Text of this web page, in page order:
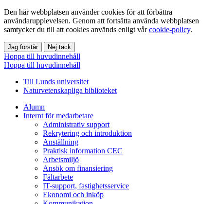
Den här webbplatsen använder cookies för att förbättra
användarupplevelsen. Genom att fortsätta använda webbplatsen
samtycker du till att cookies används enligt vårcookie-policy.
Jag förstår Nej tack
Hoppa till huvudinnehåll
Hoppa till huvudinnehåll
Till Lunds universitet
Naturvetenskapliga biblioteket
Alumn
Internt för medarbetare
Administrativ support
Rekrytering och introduktion
Anställning
Praktisk information CEC
Arbetsmiljö
Ansök om finansiering
Fältarbete
IT-support, fastighetsservice
Ekonomi och inköp